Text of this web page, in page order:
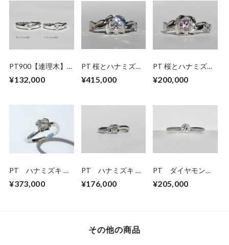
PT900【連理木】
¥132,000
PT 桜とハナミズキ
グ
¥415,000
PT 桜とハナミズキ
グ
¥200,000
PT ハナミズキ ダ
（受注生産）
¥373,000
PT ハナミズキ ダ
(0.18ct)
¥176,000
PT ダイヤモンド
¥205,000
その他の商品